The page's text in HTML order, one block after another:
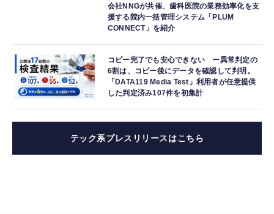
会社NNGが共催、歯科医院の業務効率化を支
援する院内一括管理システム「PLUM
CONNECT」を紹介
コピー完了でも安心できない ー異常判定の
6割は、コピー後にデータを確認して判明。
「DATA119 Media Test」利用者が任意提供
した判定済み107件を初集計
テック系プレスリリースはこちら